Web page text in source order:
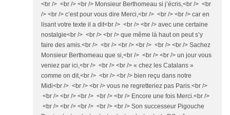
<br /> <br /> <br /> Monsieur Berthomeau si j’écris,<br /> <br
/> <br /> c’est pour vous dire Merci,<br /> <br /> <br /> car en
lisant votre texte il a dit<br /> <br /> <br /> avec une certaine
nostalgie<br /> <br /> <br /> que même là haut on peut s’y
faire des amis.<br /> <br /> <br /> <br /> <br /> <br /> Sachez
Monsieur Berthomeau que si,<br /> <br /> <br /> un jour vous
veniez par ici,<br /> <br /> <br /> « chez les Catalans »
comme on dit,<br /> <br /> <br /> bien reçu dans notre
Midi<br /> <br /> <br /> vous ne regretteriez pas Paris.<br />
<br /> <br /> <br /> <br /> <br /> Encore une fois Merci.<br />
<br /> <br /> <br /> <br /> <br /> Son successeur Pigouche